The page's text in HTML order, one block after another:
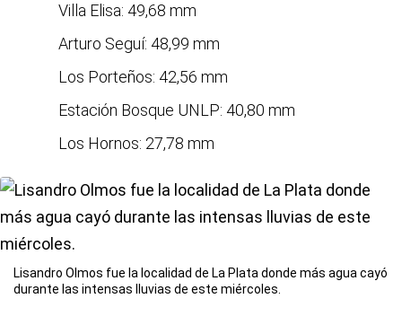
Villa Elisa: 49,68 mm
Arturo Seguí: 48,99 mm
Los Porteños: 42,56 mm
Estación Bosque UNLP: 40,80 mm
Los Hornos: 27,78 mm
Lisandro Olmos fue la localidad de La Plata donde más agua cayó
durante las intensas lluvias de este miércoles.